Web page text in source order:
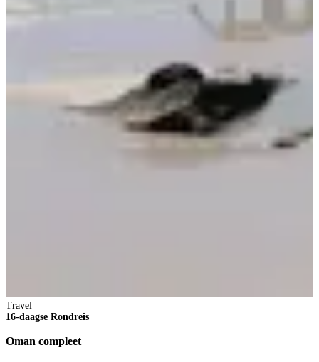
Travel
16-daagse Rondreis
Oman compleet